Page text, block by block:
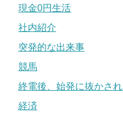
現金0円生活
社内紹介
突発的な出来事
競馬
終電後、始発に抜かされ
経済